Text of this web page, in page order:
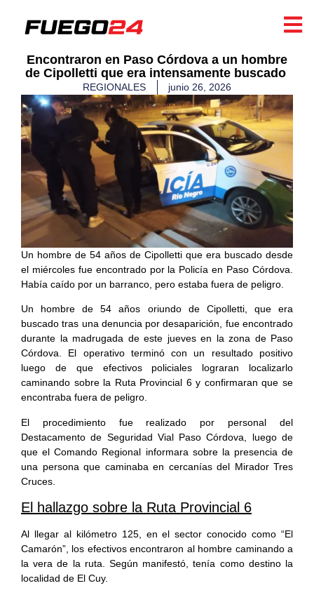
​Encontraron en Paso Córdova a un hombre
de Cipolletti que era intensamente buscado
REGIONALES junio 26, 2026
Un hombre de 54 años de Cipolletti que era buscado desde
el miércoles fue encontrado por la Policía en Paso Córdova.
Había caído por un barranco, pero estaba fuera de peligro.
Un hombre de 54 años oriundo de Cipolletti, que era
buscado tras una denuncia por desaparición, fue encontrado
durante la madrugada de este jueves en la zona de Paso
Córdova. El operativo terminó con un resultado positivo
luego de que efectivos policiales lograran localizarlo
caminando sobre la Ruta Provincial 6 y confirmaran que se
encontraba fuera de peligro.
El procedimiento fue realizado por personal del
Destacamento de Seguridad Vial Paso Córdova, luego de
que el Comando Regional informara sobre la presencia de
una persona que caminaba en cercanías del Mirador Tres
Cruces.
El hallazgo sobre la Ruta Provincial 6
Al llegar al kilómetro 125, en el sector conocido como “El
Camarón”, los efectivos encontraron al hombre caminando a
la vera de la ruta. Según manifestó, tenía como destino la
localidad de El Cuy.